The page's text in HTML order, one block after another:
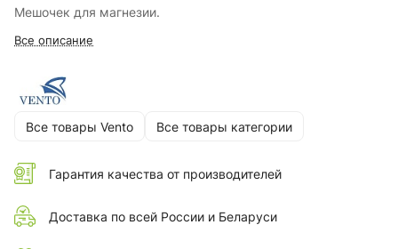
Мешочек для магнезии.
Все описание
Все товары Vento Все товары категории
Гарантия качества от производителей
Доставка по всей России и Беларуси